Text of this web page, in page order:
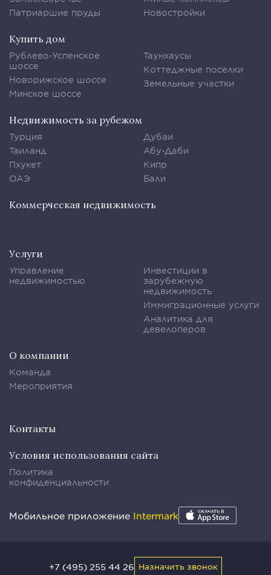
Патриаршие пруды
Новостройки
Купить дом
Рублево-Успенское
шоссе
Новорижское шоссе
Минское шоссе
Таунхаусы
Коттеджные поселки
Земельные участки
Недвижимость за рубежом
Турция
Таиланд
Пхукет
ОАЭ
Дубаи
Абу-Даби
Кипр
Бали
Коммерческая недвижимость
Услуги
Управление
недвижимостью
Инвестиции в
зарубежную
недвижимость
Иммиграционные услуги
Аналитика для
девелоперов
О компании
Команда
Мероприятия
Контакты
Условия использования сайта
Политика
конфиденциальности
Мобильное приложение Intermark
+7 (495) 255 44 26 Назначить звонок